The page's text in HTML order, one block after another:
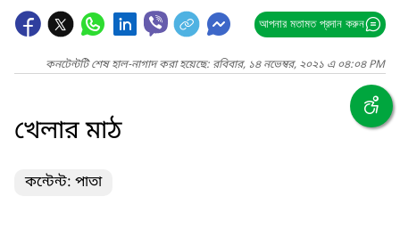
আপনার মতামত প্রদান করুন
কনটেন্টটি শেষ হাল-নাগাদ করা হয়েছে: রবিবার, ১৪ নভেম্বর, ২০২১ এ ০৪:০৪ PM
খেলার মাঠ
কন্টেন্ট: পাতা